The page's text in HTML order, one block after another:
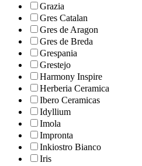
Grazia
Gres Catalan
Gres de Aragon
Gres de Breda
Grespania
Grestejo
Harmony Inspire
Herberia Ceramica
Ibero Ceramicas
Idyllium
Imola
Impronta
Inkiostro Bianco
Iris